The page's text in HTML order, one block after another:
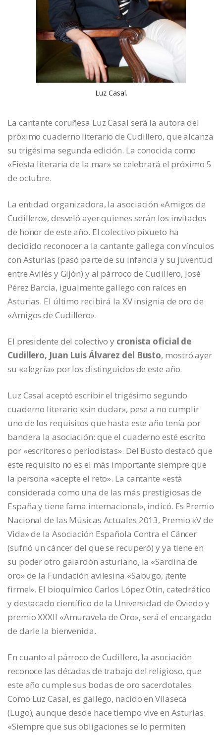
Luz Casal.
La cantante coruñesa Luz Casal será la autora del
próximo cuaderno literario de Cudillero, que alcanza
su trigésima segunda edición. La conocida como
«Fiesta literaria de la mar» se celebrará el próximo 5
de octubre.
La entidad organizadora, la asociación «Amigos de
Cudillero», desveló ayer quienes serán los invitados
de honor de este año. El colectivo pixueto ha
decidido reconocer a la cantante gallega con vínculos
con Asturias (pasó parte de su infancia y su juventud
entre Avilés y Gijón) y al párroco de Cudillero, José
Pérez Barcia, igualmente gallego con raíces en
Asturias. El último recibirá la XV insignia de oro de
«Amigos de Cudillero».
El presidente del colectivo y cronista oficial de
Cudillero, Juan Luis Álvarez del Busto, mostró ayer
su «alegría» por los distinguidos de este año.
Luz Casal aceptó escribir el trigésimo segundo
cuaderno literario «sin dudar», pese a no cumplir
uno de los requisitos que hasta este año tenía por
bandera la asociación: que el cuaderno esté escrito
por «escritores o periodistas». Del Busto destacó que
este requisito no es el más importante siempre que
la persona «acepte el reto». La cantante «está
considerada como una de las más prestigiosas de
España y tiene fama internacional», indicó. Es Premio
Nacional de las Músicas Actuales 2013, Premio «V de
Vida» de la Asociación Española Contra el Cáncer
(sufrió un cáncer del que se recuperó) y ya tiene en
su poder otro galardón asturiano, la «Sardina de
oro» de la Fundación avilesina «Sabugo, ¡tente
firme!». El bioquímico Carlos López Otín, catedrático
y destacado científico de la Universidad de Oviedo y
premio XXXII «Amuravela de Oro», será el encargado
de darle la bienvenida.
En cuanto al párroco de Cudillero, la asociación
reconoce las décadas de trabajo del religioso, que
este año cumple sus bodas de oro sacerdotales.
Como Luz Casal, es gallego, nacido en Vilaseca
(Lugo), aunque desde hace tiempo vive en Asturias.
«Siempre que sus obligaciones se lo permiten